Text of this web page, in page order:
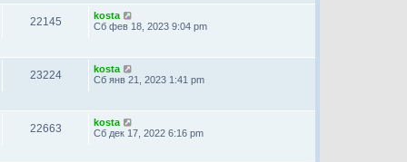
22145
kosta
Сб фев 18, 2023 9:04 pm
23224
kosta
Сб янв 21, 2023 1:41 pm
22663
kosta
Сб дек 17, 2022 6:16 pm